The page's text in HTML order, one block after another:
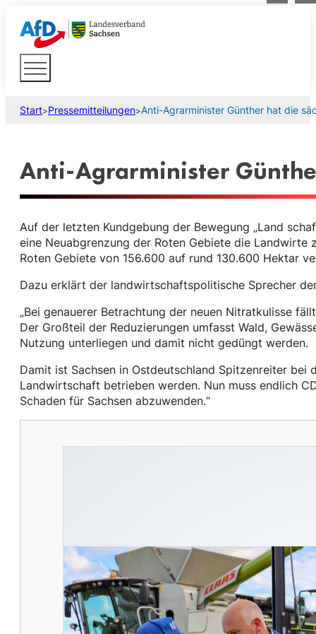
Start>Pressemitteilungen>Anti-Agrarminister Günther hat die
Anti-Agrarminister
Auf der letzten Kundgebung der Bewegung „Land
eine Neuabgrenzung der Roten Gebiete die
Roten Gebiete von 156.600 auf rund 130.600 Hektar
Dazu erklärt der landwirtschaftspolitische Sprecher
„Bei genauerer Betrachtung der neuen Nitratkulisse
Der Großteil der Reduzierungen umfasst Wald,
Nutzung unterliegen und damit nicht gedüngt werden.
Damit ist Sachsen in Ostdeutschland Spitzenreiter
Landwirtschaft betrieben werden. Nun muss endlich
Schaden für Sachsen abzuwenden.“